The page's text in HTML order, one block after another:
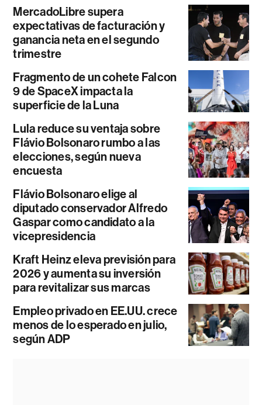
MercadoLibre supera
expectativas de facturación y
ganancia neta en el segundo
trimestre
Fragmento de un cohete Falcon
9 de SpaceX impacta la
superficie de la Luna
Lula reduce su ventaja sobre
Flávio Bolsonaro rumbo a las
elecciones, según nueva
encuesta
Flávio Bolsonaro elige al
diputado conservador Alfredo
Gaspar como candidato a la
vicepresidencia
Kraft Heinz eleva previsión para
2026 y aumenta su inversión
para revitalizar sus marcas
Empleo privado en EE.UU. crece
menos de lo esperado en julio,
según ADP